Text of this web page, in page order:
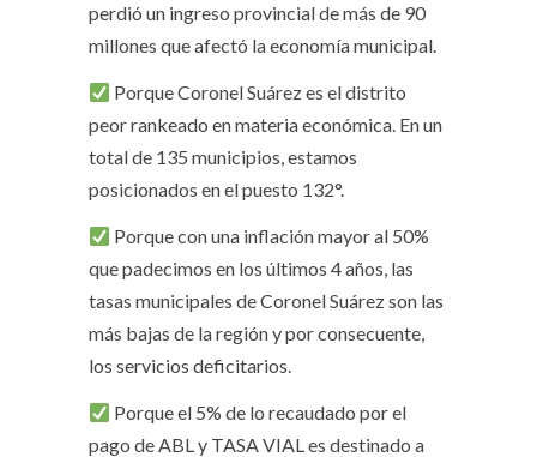
perdió un ingreso provincial de más de 90
millones que afectó la economía municipal.
Porque Coronel Suárez es el distrito
peor rankeado en materia económica. En un
total de 135 municipios, estamos
posicionados en el puesto 132°.
Porque con una inflación mayor al 50%
que padecimos en los últimos 4 años, las
tasas municipales de Coronel Suárez son las
más bajas de la región y por consecuente,
los servicios deficitarios.
Porque el 5% de lo recaudado por el
pago de ABL y TASA VIAL es destinado a